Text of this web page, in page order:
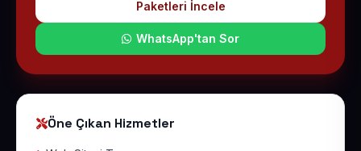
Paketleri İncele
WhatsApp'tan Sor
Öne Çıkan Hizmetler